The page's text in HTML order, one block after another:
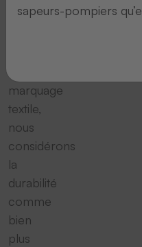
spécialiste
marquage
textile,
nous
considérons
la
durabilité
comme
bien
plus
sapeurs-pompiers